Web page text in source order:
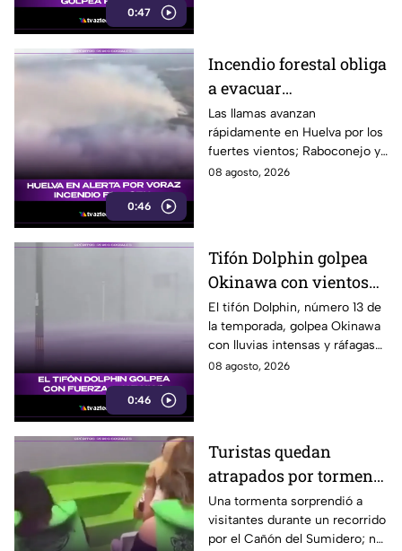
0:47
0:46
Incendio forestal obliga
a evacuar
comunidades en
Huelva
Las llamas avanzan
rápidamente en Huelva por los
fuertes vientos; Raboconejo y
Caballón fueron evacuadas
08 agosto, 2026
0:46
Tifón Dolphin golpea
Okinawa con vientos
de hasta 157 km/h
El tifón Dolphin, número 13 de
la temporada, golpea Okinawa
con lluvias intensas y ráfagas
de hasta 157 kilómetros por
08 agosto, 2026
Turistas quedan
atrapados por tormenta
en el Cañón del
Sumidero
Una tormenta sorprendió a
visitantes durante un recorrido
por el Cañón del Sumidero; no